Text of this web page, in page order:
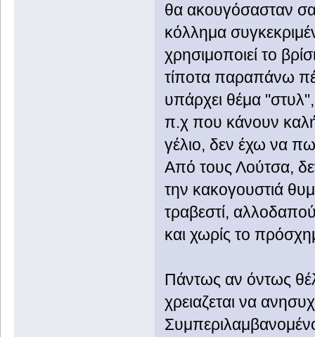
θα ακουγόσασταν
κόλλημα
χρησιμοποιεί το
τίποτα παραπάνω
υπάρχει θέμα
π.χ που κάνουν
γέλιο, δεν έχω να
Από τους Λούτσα,
την κακογουστιά
τραβεστί,
και χωρίς το
Πάντως αν όντως
χρειαζεται να